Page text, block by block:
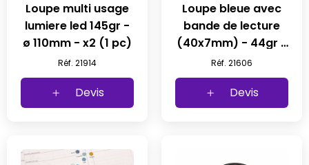
Loupe multi usage
lumiere led 145gr -
ø 110mm - x2 (1 pc)
Réf. 21914
Devis
Loupe bleue avec
bande de lecture
(40x7mm) - 44gr -
ø50mm x1.7 (1pcs)
Réf. 21606
Devis